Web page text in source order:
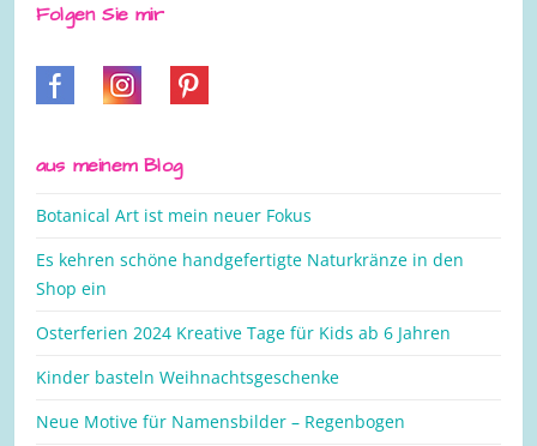
Folgen Sie mir
aus meinem Blog
Botanical Art ist mein neuer Fokus
Es kehren schöne handgefertigte Naturkränze in den
Shop ein
Osterferien 2024 Kreative Tage für Kids ab 6 Jahren
Kinder basteln Weihnachtsgeschenke
Neue Motive für Namensbilder – Regenbogen